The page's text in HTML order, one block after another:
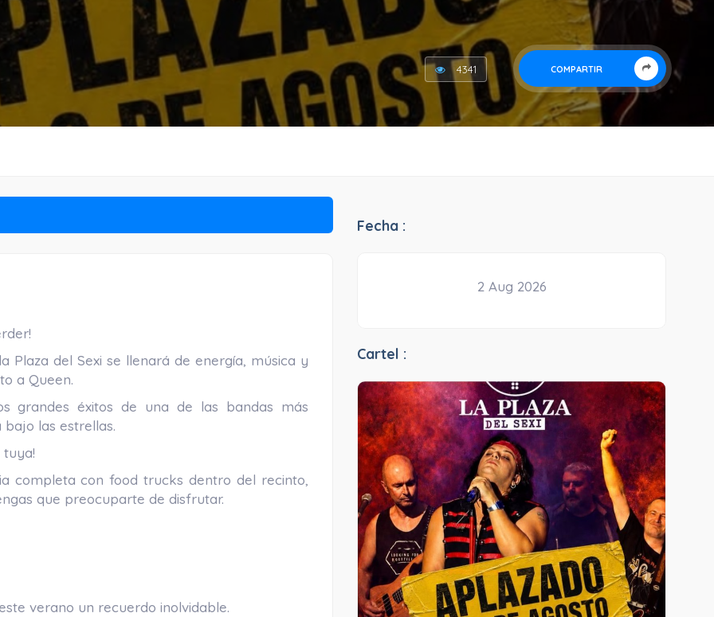
COMPARTIR
4341
Plaza del Sexi se llenará de energía, música y
a Queen.
grandes éxitos de una de las bandas más
bajo las estrellas.
tuya!
completa con food trucks dentro del recinto,
que preocuparte de disfrutar.
verano un recuerdo inolvidable.
Fecha :
2 Aug 2026
Cartel :